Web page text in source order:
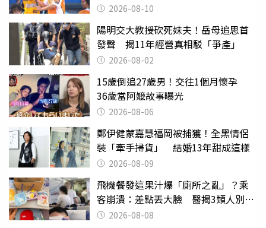
2026-08-10
陽明交大教授砍死妹夫！岳母追思首
發聲 揭11年經營真相駁「爭產」
2026-08-02
15歲倒追27歲男！交往1個月懷孕
36歲當阿嬤故事曝光
2026-08-06
鄭伊健蒙嘉慧福岡被捕獲！全黑情侶
裝「牽手掃貨」 結婚13年甜成這樣
2026-08-09
飛機餐發這果汁爆「廁所之亂」？乘
客崩潰：差點丟大臉 醫揭3類人別亂
喝 2026-08-08